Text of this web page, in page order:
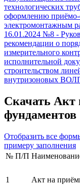
технологических
оформлению приёмо-
электромонтажным
16.01.2024 №8 -
рекомендации о
измерительного
исполнительной
строительством
внутризоновых
Скачать Акт
фундаментов
Отобразить все
примеру заполнения
№ П/П
1 Акт на